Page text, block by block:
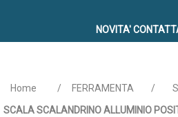
NOVITA'
Home / FERRAMENTA /
SCALA SCALANDRINO ALLUMINIO